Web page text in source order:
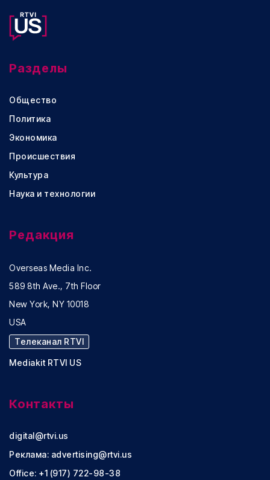
Разделы
Общество
Политика
Экономика
Происшествия
Культура
Наука и технологии
Редакция
Overseas Media Inc.
589 8th Ave., 7th Floor
New York, NY 10018
USA
Телеканал RTVI
Mediakit RTVI US
Контакты
digital@rtvi.us
Реклама: advertising@rtvi.us
Office: +1 (917) 722-98-38